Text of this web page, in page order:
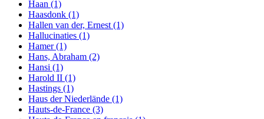
Haan (1)
Haasdonk (1)
Hallen van der, Ernest (1)
Hallucinaties (1)
Hamer(1)
Hans, Abraham (2)
Hansi (1)
Harold II (1)
Hastings (1)
Haus der Niederlände (1)
Hauts-de-France (3)